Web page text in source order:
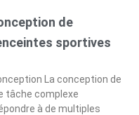
de
sportives
La conception de
tâche complexe
à de multiples